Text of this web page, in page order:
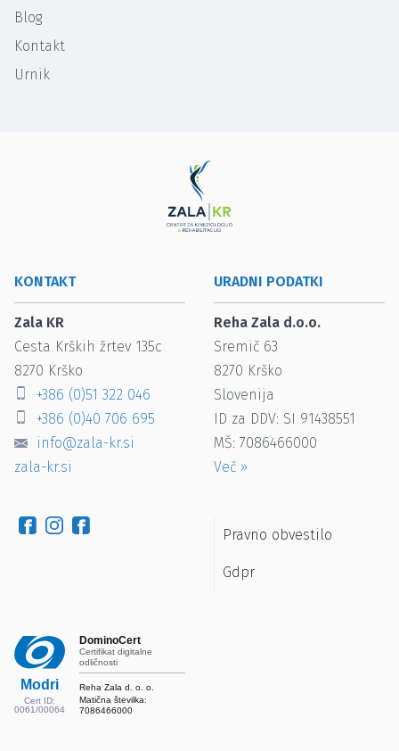
Blog
Kontakt
Urnik
KONTAKT
Zala KR
Cesta Krških žrtev 135c
8270 Krško
+386 (0)51 322 046
+386 (0)40 706 695
info@zala-kr.si
zala-kr.si
URADNI PODATKI
Reha Zala d.o.o.
Sremič 63
8270 Krško
Slovenija
ID za DDV: SI 91438551
MŠ: 7086466000
Več »
Pravno obvestilo
Gdpr
Modri
Cert ID:
0061/00064
DominoCert
Certifikat digitalne
odličnosti
Reha Zala d. o. o.
Matična številka:
7086466000